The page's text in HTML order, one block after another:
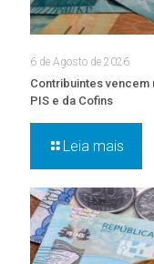
6 de Agosto de 2026
Contribuintes vencem
PIS e da Cofins
Leia mais